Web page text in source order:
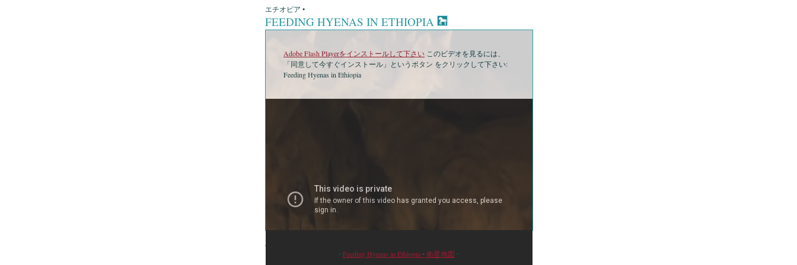
エチオピア •
FEEDING HYENAS IN ETHIOPIA
Adobe Flash Playerをインストールして下さい このビデオを見るには、
「同意して今すぐインストール」というボタン をクリックして下さい:
Feeding Hyenas in Ethiopia
• Feeding Hyenas in Ethiopia • 衛星地図 •